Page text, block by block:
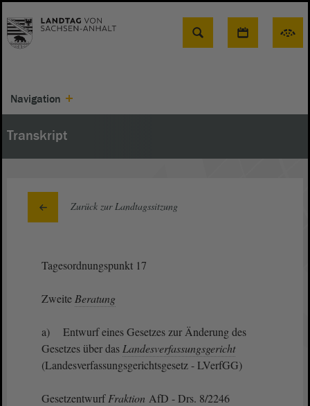
Suche
Navigation
Transkript
Zurück zur Landtagssitzung
Tagesordnungspunkt 17
Zweite Beratung
a) Entwurf eines Gesetzes zur Änderung des
Gesetzes über das Landesverfassungsgericht
(Landesverfassungsgerichtsgesetz - LVerfGG)
GesetzentwurfFraktion AfD - Drs. 8/2246